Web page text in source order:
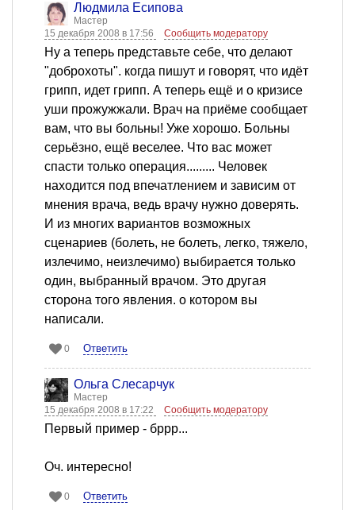
Людмила Есипова
Мастер
15 декабря 2008 в 17:56
Сообщить модератору
Ну а теперь представьте себе, что делают
"доброхоты". когда пишут и говорят, что идёт
грипп, идет грипп. А теперь ещё и о кризисе
уши прожужжали. Врач на приёме сообщает
вам, что вы больны! Уже хорошо. Больны
серьёзно, ещё веселее. Что вас может
спасти только операция......... Человек
находится под впечатлением и зависим от
мнения врача, ведь врачу нужно доверять.
И из многих вариантов возможных
сценариев (болеть, не болеть, легко, тяжело,
излечимо, неизлечимо) выбирается только
один, выбранный врачом. Это другая
сторона того явления. о котором вы
написали.
0 Ответить
Ольга Слесарчук
Мастер
15 декабря 2008 в 17:22
Сообщить модератору
Первый пример - бррр...
Оч. интересно!
0 Ответить